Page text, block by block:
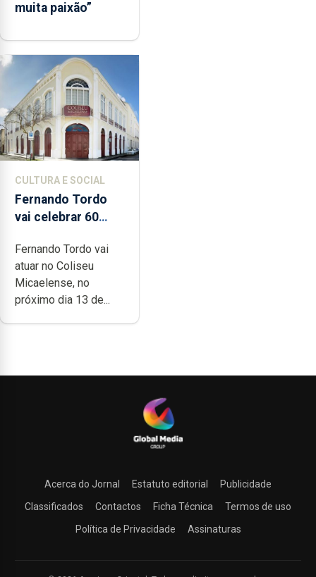
muita paixão”
CULTURA E SOCIAL
Fernando Tordo
vai celebrar 60
no Coliseu
Micaelense
Fernando Tordo vai
atuar no Coliseu
Micaelense, no
próximo dia 13 de...
Acerca do Jornal Estatuto editorial
Publicidade
Classificados
Contactos Ficha Técnica
Termos de uso
Política de Privacidade
Assinaturas